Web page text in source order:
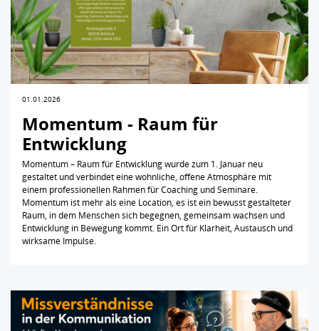
01.01.2026
Momentum - Raum für
Entwicklung
Momentum – Raum für Entwicklung wurde zum 1. Januar neu
gestaltet und verbindet eine wohnliche, offene Atmosphäre mit
einem professionellen Rahmen für Coaching und Seminare.
Momentum ist mehr als eine Location, es ist ein bewusst gestalteter
Raum, in dem Menschen sich begegnen, gemeinsam wachsen und
Entwicklung in Bewegung kommt. Ein Ort für Klarheit, Austausch und
wirksame Impulse.